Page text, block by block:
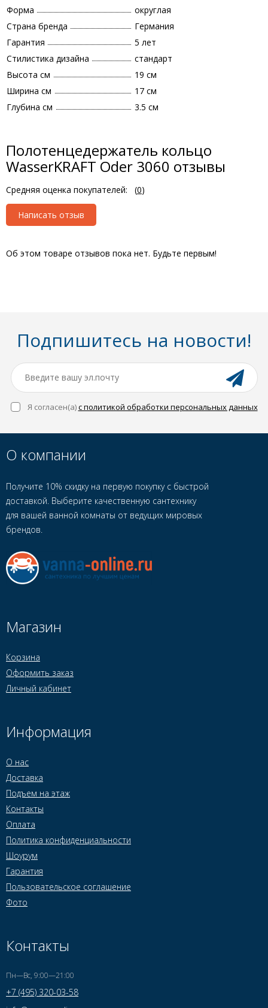
Форма
округлая
Страна бренда
Германия
Гарантия
5 лет
Стилистика дизайна
стандарт
Высота см
19 см
Ширина см
17 см
Глубина см
3.5 см
Полотенцедержатель кольцо
WasserKRAFT Oder 3060 отзывы
Средняя оценка покупателей: (0)
Написать отзыв
Об этом товаре отзывов пока нет. Будьте первым!
Подпишитесь на новости!
Я согласен(a)с политикой обработки персональных данных
О компании
Получите 10% скидку на первую покупку с быстрой
доставкой. Выберите качественную сантехнику
для вашей ванной комнаты от ведущих мировых
брендов.
Магазин
Корзина
Оформить заказ
Личный кабинет
Информация
О нас
Доставка
Подъем на этаж
Контакты
Оплата
Политика конфиденциальности
Шоурум
Гарантия
Пользовательское соглашение
Фото
Контакты
Пн—Вс, 9:00—21:00
+7 (495) 320-03-58